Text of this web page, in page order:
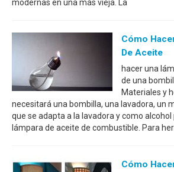
modernas en una más vieja. La
Cómo
De Aceite
hacer una
de una
Materiales y
necesitará una bombilla, una lavadora, un
que se adapta a la lavadora y como
lámpara de aceite de combustible. Para
Cómo